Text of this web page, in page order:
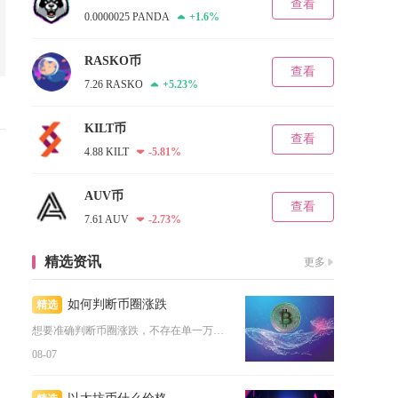
0.0000025 PANDA +1.6%
查看
RASKO币
7.26 RASKO +5.23%
查看
KILT币
4.88 KILT -5.81%
查看
AUV币
7.61 AUV -2.73%
查看
精选资讯 更多
精选 如何判断币圈涨跌
想要准确判断币圈涨跌，不存在单一万能指标，靠谱的行情研判需要...
08-07